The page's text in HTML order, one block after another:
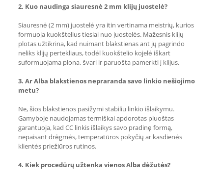
2. Kuo naudinga siauresnė 2 mm klijų juostelė?
Siauresnė (2 mm) juostelė yra itin vertinama meistrių, kurios
formuoja kuokštelius tiesiai nuo juostelės. Mažesnis klijų
plotas užtikrina, kad nuimant blakstienas ant jų pagrindo
neliks klijų pertekliaus, todėl kuokštelio kojelė iškart
suformuojama plona, švari ir paruošta pamerkti į klijus.
3. Ar Alba blakstienos nepraranda savo linkio nešiojimo
metu?
Ne, šios blakstienos pasižymi stabiliu linkio išlaikymu.
Gamyboje naudojamas termiškai apdorotas pluoštas
garantuoja, kad CC linkis išlaikys savo pradinę formą,
nepaisant drėgmės, temperatūros pokyčių ar kasdienės
klientės priežiūros rutinos.
4. Kiek procedūrų užtenka vienos Alba dėžutės?